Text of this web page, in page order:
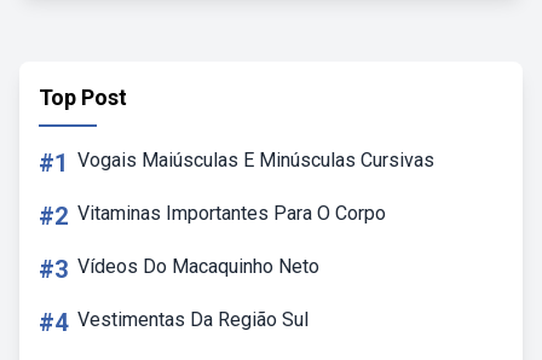
Top Post
#1 Vogais Maiúsculas E Minúsculas Cursivas
#2 Vitaminas Importantes Para O Corpo
#3 Vídeos Do Macaquinho Neto
#4 Vestimentas Da Região Sul